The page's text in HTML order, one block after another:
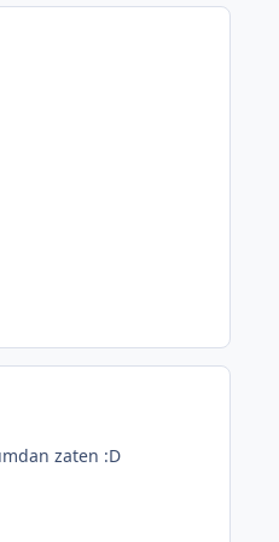
zaten :D